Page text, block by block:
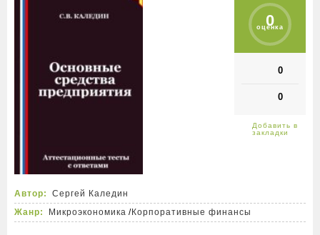
0
оценка
0
0
Автор:
Сергей Каледин
Жанр:
Микроэкономика /Корпоративные финансы